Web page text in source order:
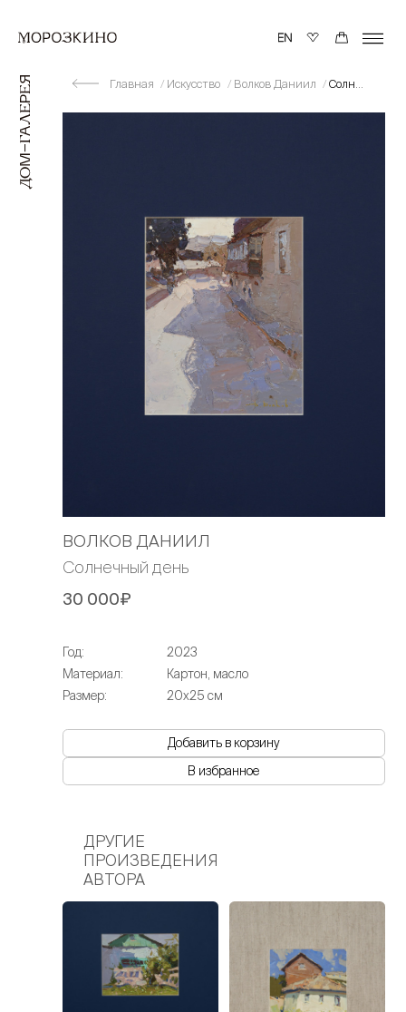
Главная Искусство Волков Даниил Солнечный день
ВОЛКОВ ДАНИИЛ
Солнечный день
30 000₽
Год:
2023
Материал:
Картон, масло
Размер:
20х25 см
Добавить в корзину
В избранное
ДРУГИЕ
ПРОИЗВЕДЕНИЯ
АВТОРА